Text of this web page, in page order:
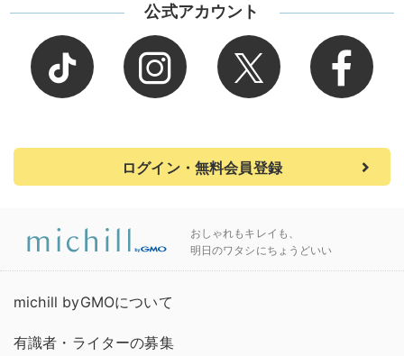
公式アカウント
ログイン・無料会員登録
おしゃれもキレイも、
明日のワタシにちょうどいい
michill byGMOについて
有識者・ライターの募集